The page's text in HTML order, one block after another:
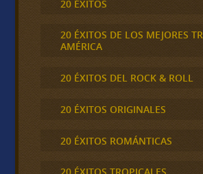
20 ÉXITOS
20 ÉXITOS DE LOS MEJORES
AMÉRICA
20 ÉXITOS DEL ROCK & ROLL
20 ÉXITOS ORIGINALES
20 ÉXITOS ROMÁNTICAS